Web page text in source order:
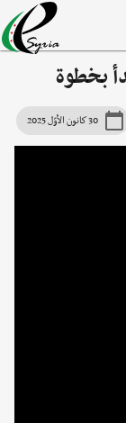
بخطوة
30 كانون الأوّل 2025